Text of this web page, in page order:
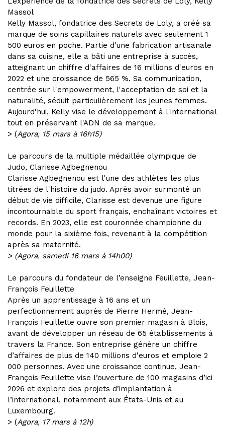
Massol
Kelly Massol, fondatrice des Secrets de Loly, a créé sa
marque de soins capillaires naturels avec seulement 1
500 euros en poche. Partie d'une fabrication artisanale
dans sa cuisine, elle a bâti une entreprise à succès,
atteignant un chiffre d'affaires de 16 millions d'euros en
2022 et une croissance de 565 %. Sa communication,
centrée sur l'empowerment, l'acceptation de soi et la
naturalité, séduit particulièrement les jeunes femmes.
Aujourd'hui, Kelly vise le développement à l'international
tout en préservant l'ADN de sa marque.
> (Agora, 15 mars à 16h15)
Le parcours de la multiple médaillée olympique de
Judo, Clarisse Agbegnenou
Clarisse Agbegnenou est l'une des athlètes les plus
titrées de l'histoire du judo. Après avoir surmonté un
début de vie difficile, Clarisse est devenue une figure
incontournable du sport français, enchaînant victoires et
records. En 2023, elle est couronnée championne du
monde pour la sixième fois, revenant à la compétition
après sa maternité.
> (Agora, samedi 16 mars à 14h00)
Le parcours du fondateur de l’enseigne Feuillette, Jean-
François Feuillette
Après un apprentissage à 16 ans et un
perfectionnement auprès de Pierre Hermé, Jean-
François Feuillette ouvre son premier magasin à Blois,
avant de développer un réseau de 65 établissements à
travers la France. Son entreprise génère un chiffre
d’affaires de plus de 140 millions d'euros et emploie 2
000 personnes. Avec une croissance continue, Jean-
François Feuillette vise l’ouverture de 100 magasins d’ici
2026 et explore des projets d’implantation à
l’international, notamment aux États-Unis et au
Luxembourg.
> (Agora, 17 mars à 12h)